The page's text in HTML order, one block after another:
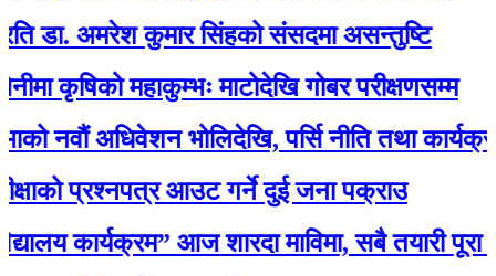
अमरेश कुमार सिंहको संसदमा असन्तुष्टि
महाकुम्भः माटोदेखि गोबर परीक्षणसम्म
अधिवेशन भोलिदेखि, पर्सि नीति तथा कार्यक्रम
प्रश्नपत्र आउट गर्ने दुई जना पक्राउ
कार्यक्रम” आज शारदा माविमा, सबै तयारी पूरा